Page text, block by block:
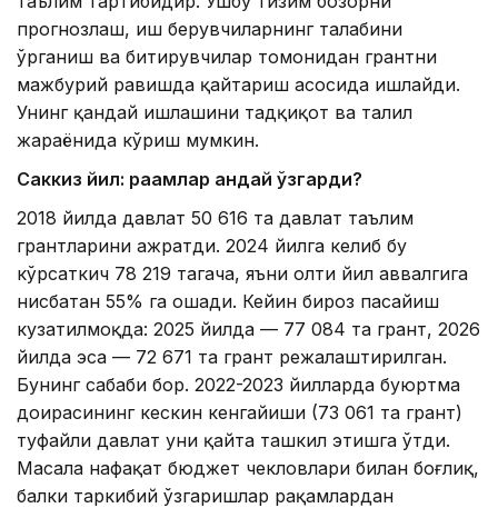
прогнозлаш, иш берувчиларнинг талабини
ўрганиш ва битирувчилар томонидан грантни
мажбурий равишда қайтариш асосида ишлайди.
Унинг қандай ишлашини тадқиқот ва таҳлил
жараёнида кўриш мумкин.
Саккиз йил: рақамлар қандай ўзгарди?
2018 йилда давлат 50 616 та давлат таълим
грантларини ажратди. 2024 йилга келиб бу
кўрсаткич 78 219 тагача, яъни олти йил аввалгига
нисбатан 55% га ошади. Кейин бироз пасайиш
кузатилмоқда: 2025 йилда — 77 084 та грант, 2026
йилда эса — 72 671 та грант режалаштирилган.
Бунинг сабаби бор. 2022-2023 йилларда буюртма
доирасининг кескин кенгайиши (73 061 та грант)
туфайли давлат уни қайта ташкил этишга ўтди.
Масала нафақат бюджет чекловлари билан боғлиқ,
балки таркибий ўзгаришлар рақамлардан